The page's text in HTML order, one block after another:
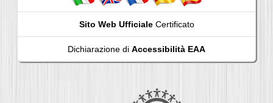
Sito Web UfficialeCertificato
Dichiarazione di Accessibilità EAA